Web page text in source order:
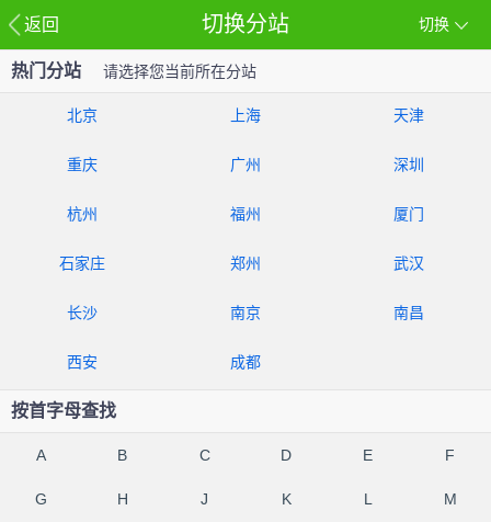
返回 切换
切换分站
热门分站 请选择您当前所在分站
北京 上海 天津
重庆 广州 深圳
杭州 福州 厦门
石家庄 郑州 武汉
长沙 南京 南昌
西安 成都
按首字母查找
A B C D E F
G H J K L M